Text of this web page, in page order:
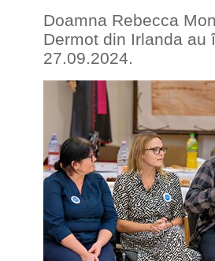
Doamna Rebecca
Dermot din Irlanda
27.09.2024.